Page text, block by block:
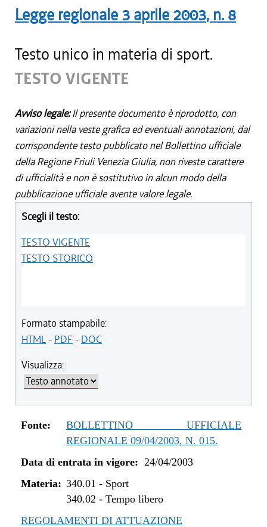
Legge regionale 3 aprile 2003, n. 8
Testo unico in materia di sport.
TESTO VIGENTE
Avviso legale:Il presente documento è riprodotto, con
variazioni nella veste grafica ed eventuali annotazioni, dal
corrispondente testo pubblicato nel Bollettino ufficiale
della Regione Friuli Venezia Giulia, non riveste carattere
di ufficialità e non è sostitutivo in alcun modo della
pubblicazione ufficiale avente valore legale.
Scegli il testo:
TESTO VIGENTE
TESTO STORICO
Formato stampabile:
HTML- PDF - DOC
Visualizza:
Fonte:
BOLLETTINO UFFICIALE
REGIONALE 09/04/2003, N. 015.
Data di entrata in vigore: 24/04/2003
Materia: 340.01 - Sport
340.02 - Tempo libero
REGOLAMENTI DI ATTUAZIONE